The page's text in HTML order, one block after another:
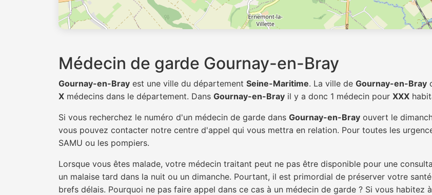
Médecin de garde Gournay-en-Bray
Gournay-en-Bray est une ville du département Seine-Maritime. La ville de Gournay-en-Bray
X médecins dans le département. Dans Gournay-en-Bray il y a donc 1 médecin pour XXX
Si vous recherchez le numéro d'un médecin de garde dans Gournay-en-Bray ouvert le
vous pouvez contacter notre centre d'appel qui vous mettra en relation. Pour toutes les
SAMU ou les pompiers.
Lorsque vous êtes malade, votre médecin traitant peut ne pas être disponible pour une
un malaise tard dans la nuit ou un dimanche. Pourtant, il est primordial de préserver votre
brefs délais. Pourquoi ne pas faire appel dans ce cas à un médecin de garde ? Si vous habitez